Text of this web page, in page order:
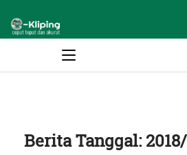
Main Menu
Berita Tanggal: